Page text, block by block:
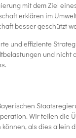
mit dem Ziel
erklären im
besser geschützt
und effiziente
und
Wir teilen die
als dies allein